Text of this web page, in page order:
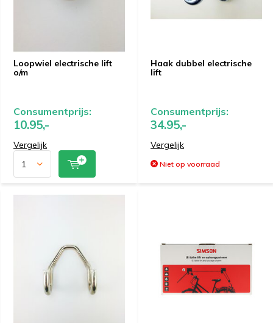
Loopwiel electrische lift
o/m
Consumentprijs:
10.95,-
Vergelijk
Haak dubbel electrische
lift
Consumentprijs:
34.95,-
Vergelijk
Niet op voorraad